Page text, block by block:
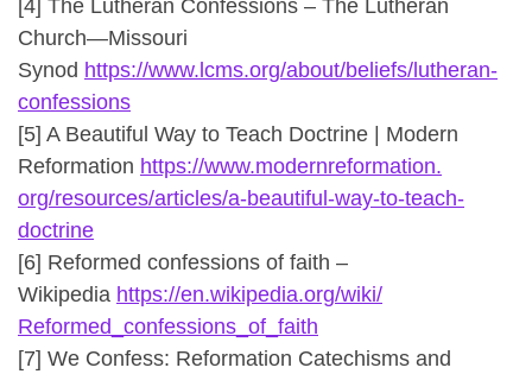
[4] The Lutheran Confessions – The Lutheran
Church—Missouri
Synod https://www.lcms.org/about/beliefs/lutheran-
confessions
[5] A Beautiful Way to Teach Doctrine | Modern
Reformation https://www.modernreformation.
org/resources/articles/a-beautiful-way-to-teach-
doctrine
[6] Reformed confessions of faith –
Wikipedia https://en.wikipedia.org/wiki/
Reformed_confessions_of_faith
[7] We Confess: Reformation Catechisms and